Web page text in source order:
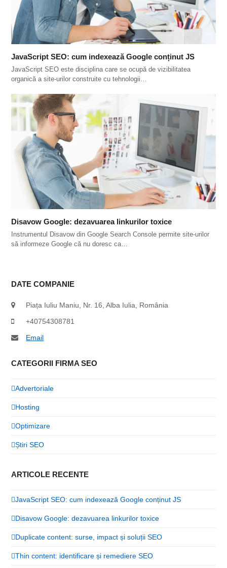
JavaScript SEO: cum indexează Google conținut JS
JavaScript SEO este disciplina care se ocupă de vizibilitatea
organică a site-urilor construite cu tehnologii…
Disavow Google: dezavuarea linkurilor toxice
Instrumentul Disavow din Google Search Console permite site-urilor
să informeze Google că nu doresc ca…
DATE COMPANIE
Piața Iuliu Maniu, Nr. 16, Alba Iulia, România
+40754308781
Email
CATEGORII FIRMA SEO
Advertoriale
Hosting
Optimizare
Știri SEO
ARTICOLE RECENTE
JavaScript SEO: cum indexează Google conținut JS
Disavow Google: dezavuarea linkurilor toxice
Duplicate content: surse, impact și soluții SEO
Thin content: identificare și remediere SEO